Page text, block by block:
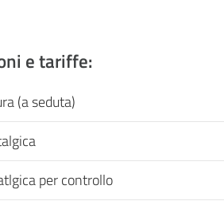
e tariffe:
(a seduta)
per controllo